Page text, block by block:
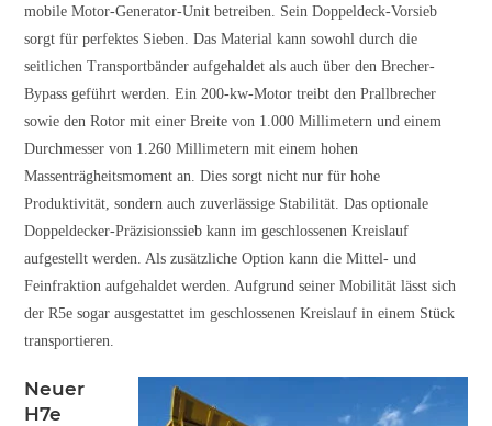
mobile Motor-Generator-Unit betreiben. Sein Doppeldeck-Vorsieb
sorgt für perfektes Sieben. Das Material kann sowohl durch die
seitlichen Transportbänder aufgehaldet als auch über den Brecher-
Bypass geführt werden. Ein 200-kw-Motor treibt den Prallbrecher
sowie den Rotor mit einer Breite von 1.000 Millimetern und einem
Durchmesser von 1.260 Millimetern mit einem hohen
Massenträgheitsmoment an. Dies sorgt nicht nur für hohe
Produktivität, sondern auch zuverlässige Stabilität. Das optionale
Doppeldecker-Präzisionssieb kann im geschlossenen Kreislauf
aufgestellt werden. Als zusätzliche Option kann die Mittel- und
Feinfraktion aufgehaldet werden. Aufgrund seiner Mobilität lässt sich
der R5e sogar ausgestattet im geschlossenen Kreislauf in einem Stück
transportieren.
Neuer
H7e